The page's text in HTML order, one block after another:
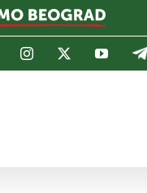
FacebookInstagramTwitterYouTube